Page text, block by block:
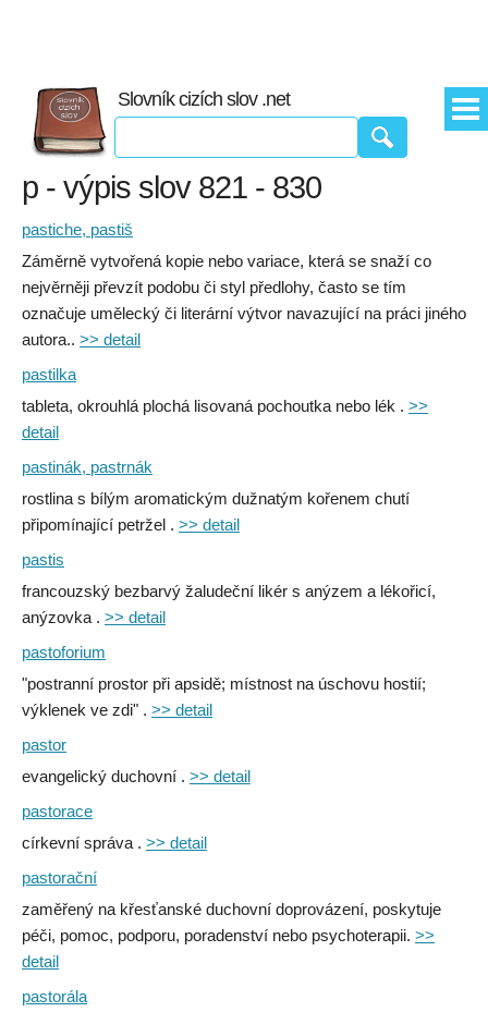
Slovník cizích slov .net
p - výpis slov 821 - 830
pastiche, pastiš
Záměrně vytvořená kopie nebo variace, která se snaží co
nejvěrněji převzít podobu či styl předlohy, často se tím
označuje umělecký či literární výtvor navazující na práci jiného
autora.. >> detail
pastilka
tableta, okrouhlá plochá lisovaná pochoutka nebo lék . >>
detail
pastinák, pastrnák
rostlina s bílým aromatickým dužnatým kořenem chutí
připomínající petržel . >> detail
pastis
francouzský bezbarvý žaludeční likér s anýzem a lékořicí,
anýzovka . >> detail
pastoforium
"postranní prostor při apsidě; místnost na úschovu hostií;
výklenek ve zdi" . >> detail
pastor
evangelický duchovní . >> detail
pastorace
církevní správa . >> detail
pastorační
zaměřený na křesťanské duchovní doprovázení, poskytuje
péči, pomoc, podporu, poradenství nebo psychoterapii. >>
detail
pastorála